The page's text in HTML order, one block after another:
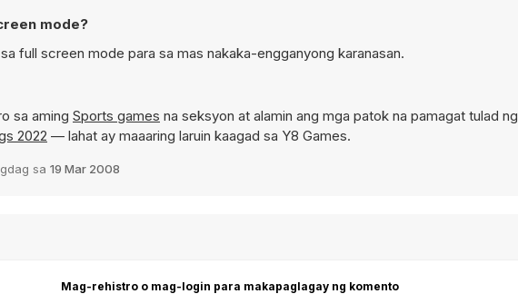
mode?
full screen mode para sa mas nakaka-engganyong karanasan.
sa aming Sports games na seksyon at alamin ang mga patok na pamagat tulad ng
2022 — lahat ay maaaring laruin kaagad sa Y8 Games.
sa 19 Mar 2008
Mag-rehistro o mag-login para makapaglagay ng komento